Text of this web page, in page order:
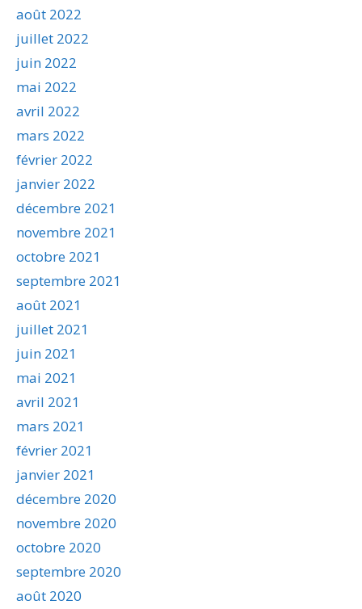
août 2022
juillet 2022
juin 2022
mai 2022
avril 2022
mars 2022
février 2022
janvier 2022
décembre 2021
novembre 2021
octobre 2021
septembre 2021
août 2021
juillet 2021
juin 2021
mai 2021
avril 2021
mars 2021
février 2021
janvier 2021
décembre 2020
novembre 2020
octobre 2020
septembre 2020
août 2020